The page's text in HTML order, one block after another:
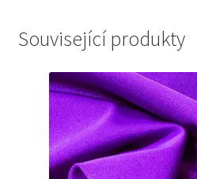
Související produkty